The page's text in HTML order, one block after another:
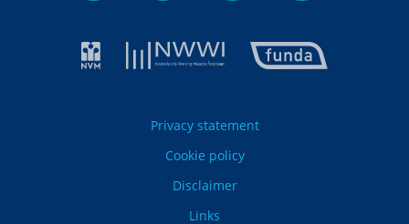
Privacy statement
Cookie policy
Disclaimer
Links